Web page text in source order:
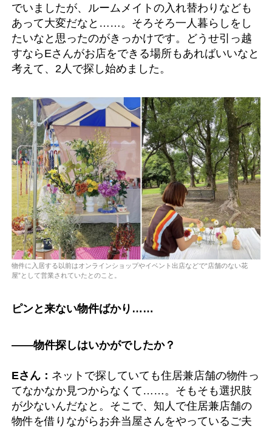
でいましたが、ルームメイトの入れ替わりなども
あって大変だなと……。そろそろ一人暮らしをし
たいなと思ったのがきっかけです。どうせ引っ越
すならEさんがお店をできる場所もあればいいなと
考えて、2人で探し始めました。
物件に入居する以前はオンラインショップやイベント出店などで“店舗のない花
屋”として営業されていたとのこと。
ピンと来ない物件ばかり……
――物件探しはいかがでしたか？
Eさん： ネットで探していても住居兼店舗の物件っ
てなかなか見つからなくて……。そもそも選択肢
が少ないんだなと。そこで、知人で住居兼店舗の
物件を借りながらお弁当屋さんをやっているご夫